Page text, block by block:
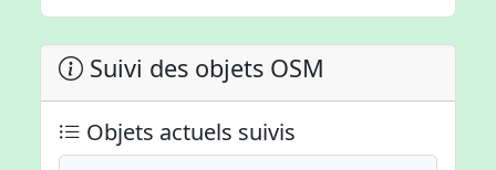
Suivi des objets OSM
Objets actuels suivis